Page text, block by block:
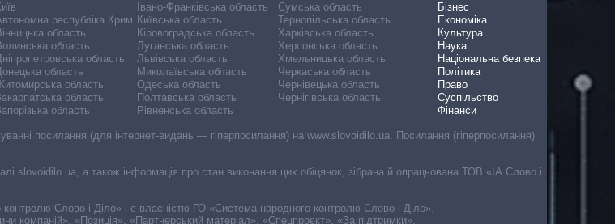
республіка Крим
область
область
область
область
область
область
область
Івано-Франківська область
Київська область
Кіровоградська область
Луганська область
Львівська область
Миколаївська область
Одеська область
Полтавська область
Рівненська область
Сумська область
Тернопільська область
Харківська область
Херсонська область
Хмельницька область
Черкаська область
Чернівецька область
Чернігівська область
Бізнес
Економіка
Культура
Наука
Національна безпека
Політика
Право
Суспільство
Фінанси
посилання (для інтернет-видань — гіперпосилання) на www.slovoidilo.ua. Посилання (гіперпосилання)
slovoidilo.ua, а також інформація про стан виконання цих обіцянок, зібрана й опрацьована ТОВ «ІА Слово і
Слово і Діло» і є власністю ГО «Система народного контролю Слово і Діло».
компаній», «Позиція», «Партнерський матеріал», «Спецпроєкт», «За підтримки».